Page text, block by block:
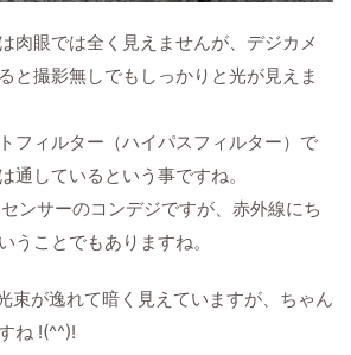
肉眼では全く見えませんが、デジカメ
と撮影無しでもしっかりと光が見えま
フィルター（ハイパスフィルター）で
通しているという事ですね。
ンサーのコンデジですが、赤外線にち
うことでもありますね。
束が逸れて暗く見えていますが、ちゃん
ね !(^^)!